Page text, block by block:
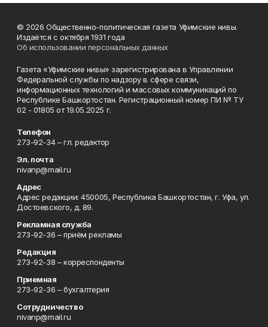
© 2026 Общественно-политическая газета Уфимские нивы.
Издаётся с октября 1931 года
Об использовании персональных данных
Газета «Уфимские нивы» зарегистрирована в Управлении
Федеральной службы по надзору в сфере связи,
информационных технологий и массовых коммуникаций по
Республике Башкортостан. Регистрационный номер ПИ № ТУ
02 - 01805 от 19.05.2025 г.
Телефон
273-92-34 – гл. редактор
Эл. почта
nivanp@mail.ru
Адрес
Адрес редакции: 450005, Республика Башкортостан, г. Уфа, ул.
Достоевского, д. 89.
Рекламная служба
273-92-36 – приём рекламы
Редакция
273-92-38 – корреспонденты
Приемная
273-92-36 – бухгалтерия
Сотрудничество
nivanp@mail.ru